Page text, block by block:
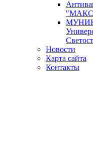
Новости
Карта сайта
Контакты